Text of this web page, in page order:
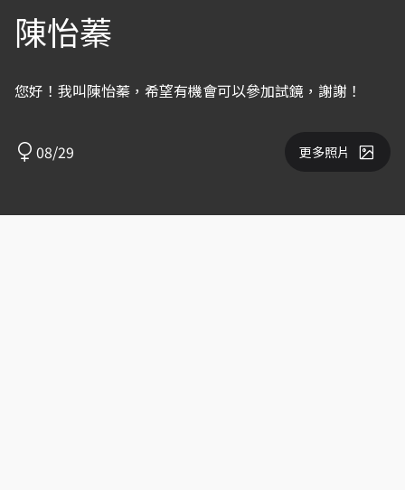
陳怡蓁
您好！我叫陳怡蓁，希望有機會可以參加試鏡，謝謝！
08/29 更多照片